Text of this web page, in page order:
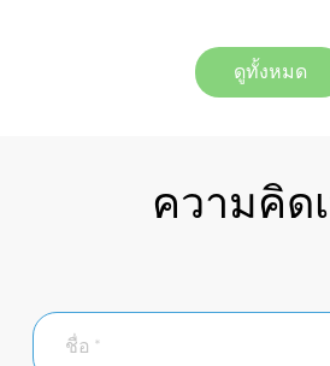
ดูทั้งหมด
ความคิด